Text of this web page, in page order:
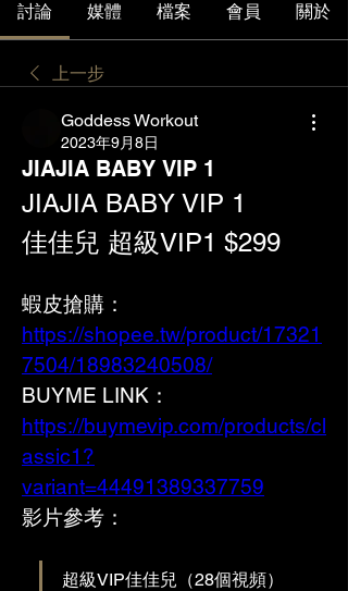
討論 媒體 檔案 會員 關於
上一步
Goddess Workout
2023年9月8日
JIAJIA BABY VIP 1
JIAJIA BABY VIP 1
佳佳兒 超級VIP1 $299
蝦皮搶購：
https://shopee.tw/product/17321
7504/18983240508/
BUYME LINK：
https://buymevip.com/products/cl
assic1?
variant=44491389337759
影片參考：
超級VIP佳佳兒（28個視頻）